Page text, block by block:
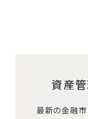
資産
最新の金融